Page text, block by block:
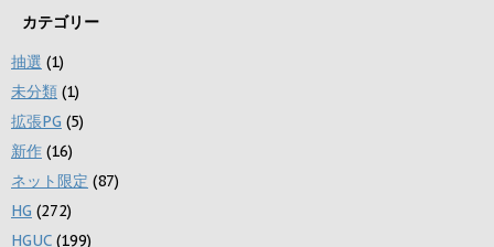
カテゴリー
抽選 (1)
未分類 (1)
拡張PG (5)
新作 (16)
ネット限定 (87)
HG (272)
HGUC (199)